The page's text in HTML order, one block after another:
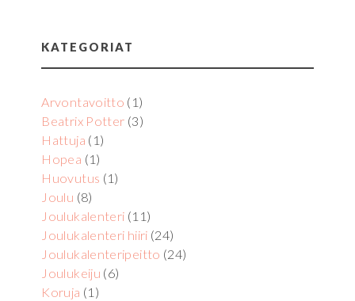
KATEGORIAT
Arvontavoitto (1)
Beatrix Potter (3)
Hattuja (1)
Hopea (1)
Huovutus (1)
Joulu (8)
Joulukalenteri (11)
Joulukalenteri hiiri (24)
Joulukalenteripeitto (24)
Joulukeiju (6)
Koruja (1)